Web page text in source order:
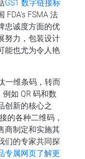
GS1 数字链接标
FSMA 法
忠诚度方面的优
努力，包装设计
能也尤为令人艳
一维条码，转而
如 QR 码和数
创新的核心之
的各种二维码，
商制定和实施其
们的专家共同探
专属网页了解更